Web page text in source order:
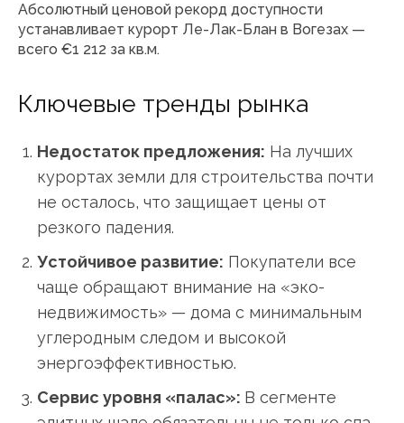
Абсолютный ценовой рекорд доступности
устанавливает курорт Ле-Лак-Блан в Вогезах —
всего €1 212 за кв.м.
Ключевые тренды рынка
Недостаток предложения: На лучших
курортах земли для строительства почти
не осталось, что защищает цены от
резкого падения.
Устойчивое развитие: Покупатели все
чаще обращают внимание на «эко-
недвижимость» — дома с минимальным
углеродным следом и высокой
энергоэффективностью.
Сервис уровня «палас»: В сегменте